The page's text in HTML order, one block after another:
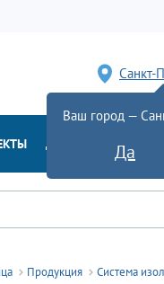
Санкт-
Ваш город —
Да
ДОСТАВКА
Продукция
Система